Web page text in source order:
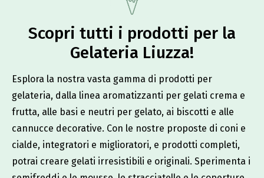
Scopri tutti i prodotti per la
Gelateria Liuzza!​
Esplora la nostra vasta gamma di prodotti per
gelateria, dalla linea aromatizzanti per gelati crema e
frutta, alle basi e neutri per gelato, ai biscotti e alle
cannucce decorative. Con le nostre proposte di coni e
cialde, integratori e miglioratori, e prodotti completi,
potrai creare gelati irresistibili e originali. Sperimenta i